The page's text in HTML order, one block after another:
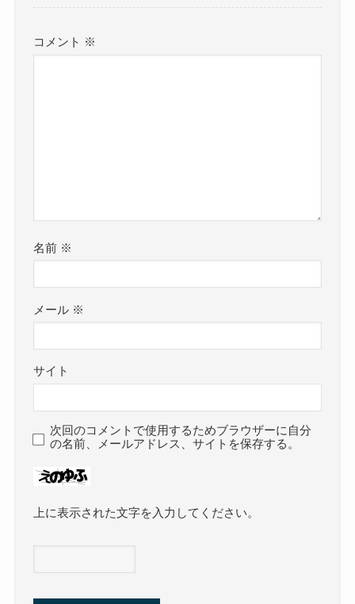
コメント ※
名前 ※
メール ※
サイト
次回のコメントで使用するためブラウザーに自分
の名前、メールアドレス、サイトを保存する。
上に表示された文字を入力してください。